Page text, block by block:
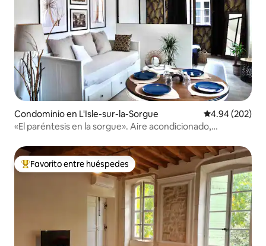
Condominio en L'Isle-sur-la-Sorgue Calificación
4.94 (202)
«El paréntesis en la sorgue». Aire acondicionado,
De los mejores en Favorito entre huéspedes
Favorito entre huéspedes